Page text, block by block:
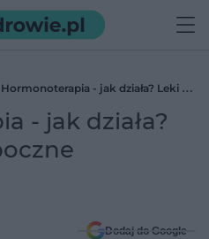
Hormonoterapia - jak działa? Leki i
- jak działa?
Dodaj do Google